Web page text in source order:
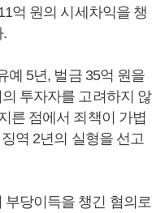
억 원의 시세차익을 챙
.
예 5년, 벌금 35억 원을
투자자를 고려하지 않
른 점에서 죄책이 가볍
역 2년의 실형을 선고
당이득을 챙긴 혐의로